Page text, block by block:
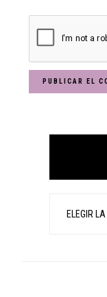
Primary